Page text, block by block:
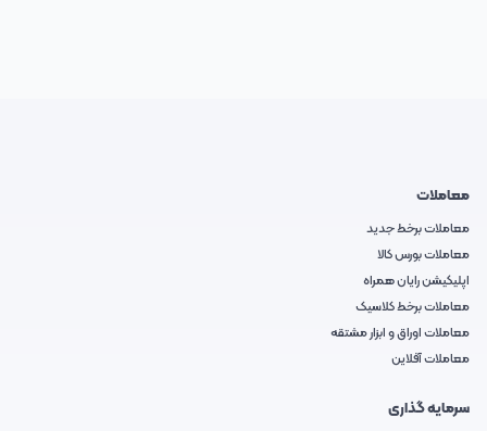
معاملات
معاملات برخط جدید
معاملات بورس کالا
اپلیکیشن رایان همراه
معاملات برخط کلاسیک
معاملات اوراق و ابزار مشتقه
معاملات آفلاین
سرمایه گذاری